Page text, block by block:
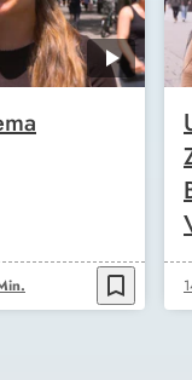
bookmark_border